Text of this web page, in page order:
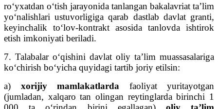
ro‘yxatdan o‘tish jarayonida tanlangan bakalavriat ta’lim
yo‘nalishlari ustuvorligiga qarab dastlab davlat granti,
keyinchalik to‘lov-kontrakt asosida tanlovda ishtirok
etish imkoniyati beriladi.
7. Talabalar o‘qishini davlat oliy ta’lim muassasalariga
ko‘chirish bo‘yicha quyidagi tartib joriy etilsin:
a) xorijiy mamlakatlarda faoliyat yuritayotgan
(jumladan, xalqaro tan olingan reytinglarda birinchi 1